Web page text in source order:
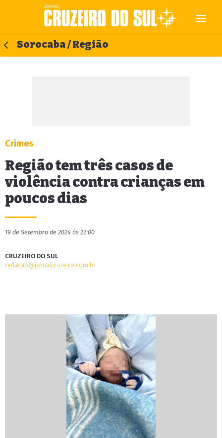
Sorocaba / Região
Crimes
Região tem três casos de
violência contra crianças em
poucos dias
19 de Setembro de 2024 às 22:00
CRUZEIRO DO SUL
redacao@jornalcruzeiro.com.br